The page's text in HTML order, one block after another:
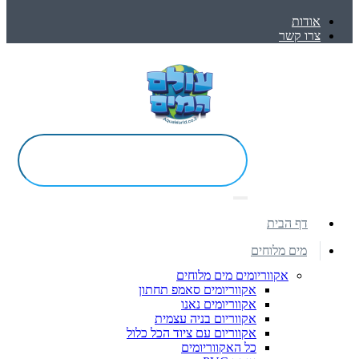
אודות
צרו קשר
דף הבית
מים מלוחים
אקווריומים מים מלוחים
אקווריומים סאמפ תחתון
אקווריומים נאנו
אקווריום בניה עצמית
אקווריום עם ציוד הכל כלול
כל האקווריומים